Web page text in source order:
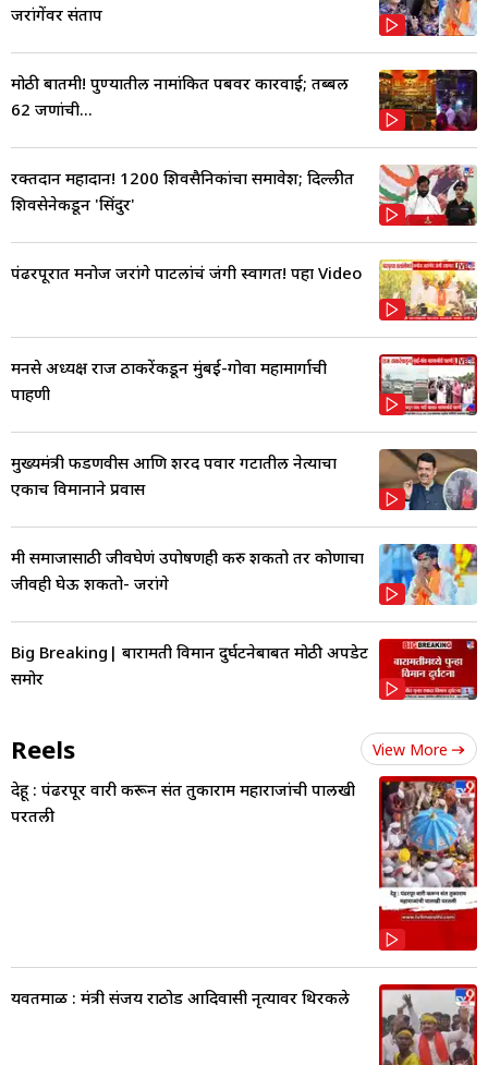
जरांगेंवर संताप
मोठी बातमी! पुण्यातील नामांकित पबवर कारवाई; तब्बल
62 जणांची...
रक्तदान महादान! 1200 शिवसैनिकांचा समावेश; दिल्लीत
शिवसेनेकडून 'सिंदुर'
पंढरपूरात मनोज जरांगे पाटलांचं जंगी स्वागत! पहा Video
मनसे अध्यक्ष राज ठाकरेंकडून मुंबई-गोवा महामार्गाची
पाहणी
मुख्यमंत्री फडणवीस आणि शरद पवार गटातील नेत्याचा
एकाच विमानाने प्रवास
मी समाजासाठी जीवघेणं उपोषणही करु शकतो तर कोणाचा
जीवही घेऊ शकतो- जरांगे
Big Breaking| बारामती विमान दुर्घटनेबाबत मोठी अपडेट
समोर
Reels View More
देहू : पंढरपूर वारी करून संत तुकाराम महाराजांची पालखी
परतली
यवतमाळ : मंत्री संजय राठोड आदिवासी नृत्यावर थिरकले